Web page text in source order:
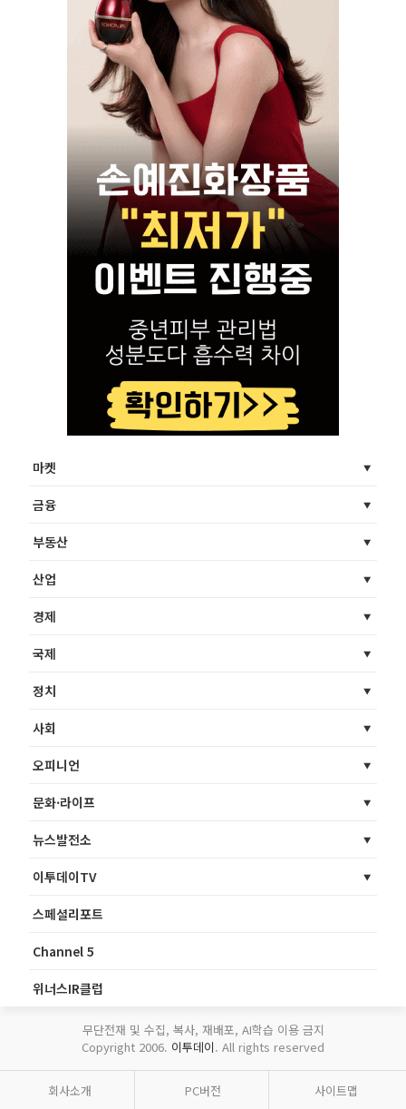
마켓
금융
부동산
산업
경제
국제
정치
사회
오피니언
문화·라이프
뉴스발전소
이투데이TV
스페셜리포트
Channel 5
위너스IR클럽
무단전재 및 수집, 복사, 재배포, AI학습 이용 금지
Copyright 2006. 이투데이. All rights reserved
회사소개 PC버전 사이트맵